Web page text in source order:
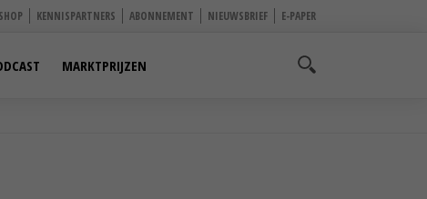
KENNISPARTNERS ABONNEMENT NIEUWSBRIEF E-PAPER
MARKTPRIJZEN